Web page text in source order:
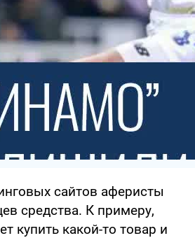
сайтов аферисты
средства. К примеру,
купить какой-то товар и